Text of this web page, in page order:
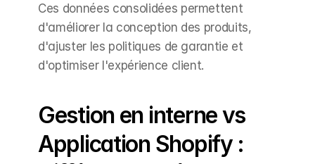
Ces données consolidées permettent
d'améliorer la conception des produits,
d'ajuster les politiques de garantie et
d'optimiser l'expérience client.
Gestion en interne vs
Application Shopify :